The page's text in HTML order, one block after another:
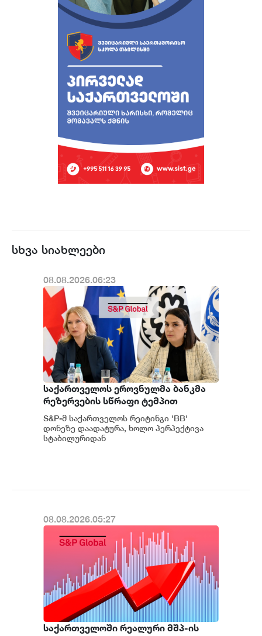
სხვა სიახლეები
08.08.2026.06:23
საქართველოს ეროვნულმა ბანკმა
რეზერვების სწრაფი ტემპით
დაგროვება განაგრძო და ივლისში
რეკორდულ ნიშნულს $7.1 მილიარდს
მიაღწია - S&P
S&P-მ საქართველოს რეიტინგი 'BB'
დონეზე დაადატურა, ხოლო პერპექტივა
სტაბილურიდან
08.08.2026.05:27
საქართველოში რეალური მშპ-ის